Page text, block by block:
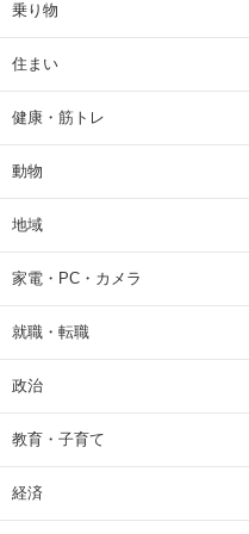
乗り物
住まい
健康・筋トレ
動物
地域
家電・PC・カメラ
就職・転職
政治
教育・子育て
経済